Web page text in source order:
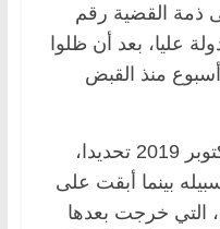
ذمة القضية رقم
أمن دولة عليا، بعد أن ظلوا
منذ القبض
وبعد أقل من شهر وفي 26 أكتوبر 2019 تحديدا،
بينما أبقت على
التي خرجت بعدها